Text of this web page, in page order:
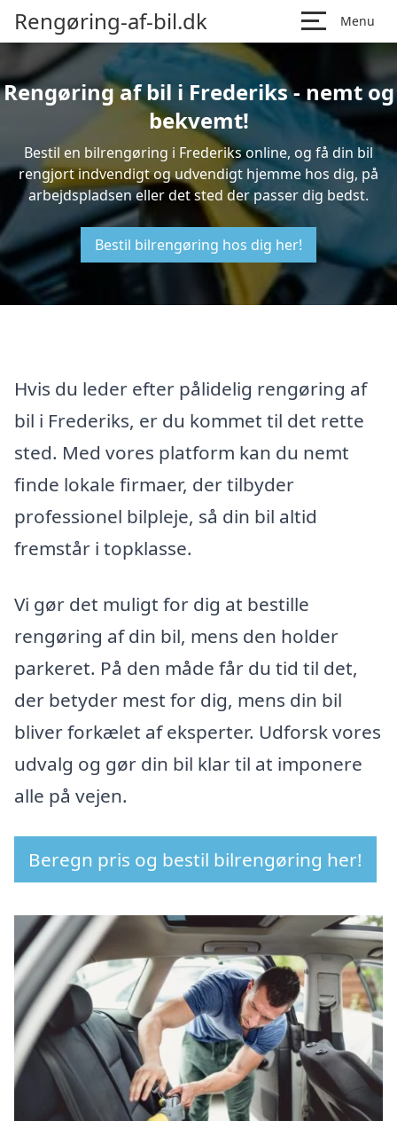
Rengøring-af-bil.dk Menu
Rengøring af bil i Frederiks - nemt og
bekvemt!
Bestil en bilrengøring i Frederiks online, og få din bil
rengjort indvendigt og udvendigt hjemme hos dig, på
arbejdspladsen eller det sted der passer dig bedst.
Bestil bilrengøring hos dig her!
Hvis du leder efter pålidelig rengøring af
bil i Frederiks, er du kommet til det rette
sted. Med vores platform kan du nemt
finde lokale firmaer, der tilbyder
professionel bilpleje, så din bil altid
fremstår i topklasse.
Vi gør det muligt for dig at bestille
rengøring af din bil, mens den holder
parkeret. På den måde får du tid til det,
der betyder mest for dig, mens din bil
bliver forkælet af eksperter. Udforsk vores
udvalg og gør din bil klar til at imponere
alle på vejen.
Beregn pris og bestil bilrengøring her!